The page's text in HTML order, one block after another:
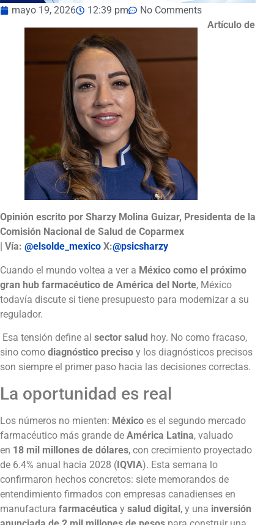
mayo 19, 2026 12:39 pm
No Comments
Artículo de
Opinión escrito por Sharzy Molina Guizar, Presidenta de la
Comisión Nacional de Salud de Coparmex
| Vía: @elsolde_mexico X:@psicsharzy
Cuando el mundo voltea a ver a México como el próximo
gran hub farmacéutico de América del Norte, México
todavía discute si tiene presupuesto para modernizar a su
regulador.
Esa tensión define al sector salud hoy. No como fracaso,
sino como diagnóstico preciso y los diagnósticos precisos
son siempre el primer paso hacia las decisiones correctas.
La oportunidad es real
Los números no mienten: México es el segundo mercado
farmacéutico más grande de América Latina, valuado
en 18 mil millones de dólares, con crecimiento proyectado
de 6.4% anual hacia 2028 (IQVIA). Esta semana lo
confirmaron hechos concretos: siete memorandos de
entendimiento firmados con empresas canadienses en
manufactura farmacéutica y salud digital, y una inversión